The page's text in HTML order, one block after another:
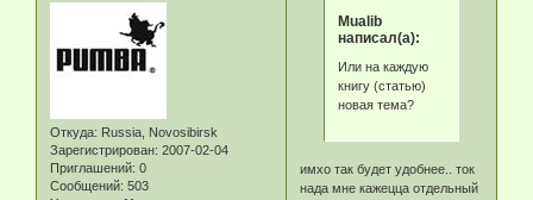
Откуда: Russia, Novosibirsk
Зарегистрирован: 2007-02-04
Приглашений: 0
Сообщений: 503
Mualib
написал(а):
Или на каждую
книгу (статью)
новая тема?
имхо так будет удобнее.. ток
нада мне кажецца отдельный